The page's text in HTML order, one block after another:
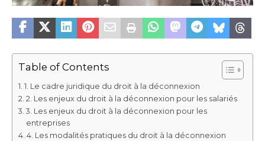
Table of Contents
1. Le cadre juridique du droit à la déconnexion
2. Les enjeux du droit à la déconnexion pour les salariés
3. Les enjeux du droit à la déconnexion pour les
entreprises
4. Les modalités pratiques du droit à la déconnexion